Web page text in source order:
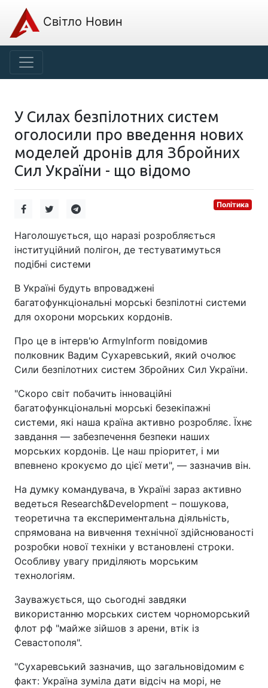
Світло Новин
У Силах безпілотних систем
оголосили про введення нових
моделей дронів для Збройних
Сил України - що відомо
Політика
Наголошується, що наразі розробляється
інституційний полігон, де тестуватимуться
подібні системи
В Україні будуть впроваджені
багатофункціональні морські безпілотні системи
для охорони морських кордонів.
Про це в інтерв'ю ArmyInform повідомив
полковник Вадим Сухаревський, який очолює
Сили безпілотних систем Збройних Сил України.
"Скоро світ побачить інноваційні
багатофункціональні морські безекіпажні
системи, які наша країна активно розробляє. Їхнє
завдання — забезпечення безпеки наших
морських кордонів. Це наш пріоритет, і ми
впевнено крокуємо до цієї мети", — зазначив він.
На думку командувача, в Україні зараз активно
ведеться Research&Development – пошукова,
теоретична та експериментальна діяльність,
спрямована на вивчення технічної здійснюваності
розробки нової техніки у встановлені строки.
Особливу увагу приділяють морським
технологіям.
Зауважується, що сьогодні завдяки
використанню морських систем чорноморський
флот рф "майже зійшов з арени, втік із
Севастополя".
"Сухаревський зазначив, що загальновідомим є
факт: Україна зуміла дати відсіч на морі, не